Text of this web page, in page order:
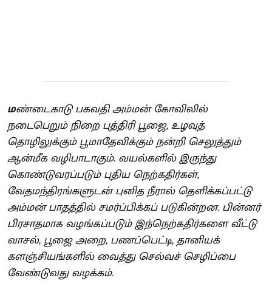
மண்டைகாடு பகவதி அம்மன் கோவிலில்
நடைபெறும் நிறை புத்திரி பூஜை, உழவுத்
தொழிலுக்கும் பூமாதேவிக்கும் நன்றி செலுத்தும்
ஆன்மீக வழிபாடாகும். வயல்களில் இருந்து
கொண்டுவரப்படும் புதிய நெற்கதிர்கள்,
வேதமந்திரங்களுடன் புனித நீரால் தெளிக்கப்பட்டு
அம்மன் பாதத்தில் சமர்ப்பிக்கப் படுகின்றன. பின்னர்
பிரசாதமாக வழங்கப்படும் இந்நெற்கதிர்களை வீட்டு
வாசல், பூஜை அறை, பணப்பெட்டி, தானியக்
களஞ்சியங்களில் வைத்து செல்வச் செழிப்பை
வேண்டுவது வழக்கம்.